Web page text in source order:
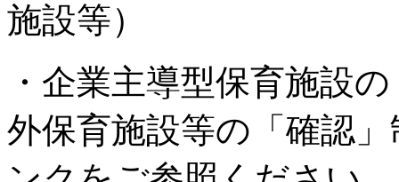
施設等）
・企業主導型保育施設
外保育施設等の「確認